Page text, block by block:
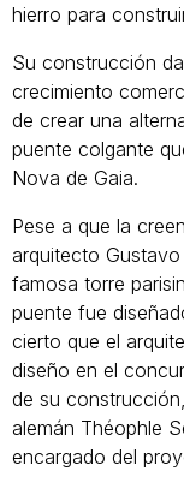
hierro para
Su construcción
crecimiento
de crear una
puente colgante
Nova de Gaia.
Pese a que la
arquitecto
famosa torre
puente fue
cierto que el
diseño en el
de su
alemán Théophle
encargado del